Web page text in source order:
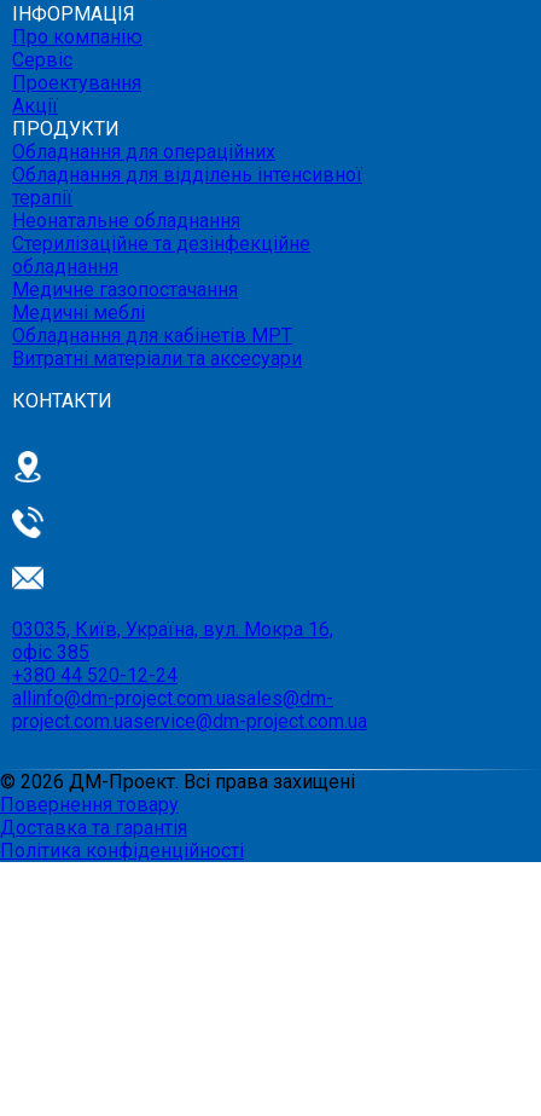
ІНФОРМАЦІЯ
Про компанію
Сервіс
Проектування
Акції
ПРОДУКТИ
Обладнання для операційних
Обладнання для відділень інтенсивної
терапії
Неонатальне обладнання
Стерилізаційне та дезінфекційне
обладнання
Медичне газопостачання
Медичні меблі
Обладнання для кабінетів МРТ
Витратні матеріали та аксесуари
КОНТАКТИ
03035, Київ, Україна, вул. Мокра 16,
офіс 385
+380 44 520-12-24
allinfo@dm-project.com.uasales@dm-
project.com.uaservice@dm-project.com.ua
© 2026 ДМ-Проект. Всі права захищені
Повернення товару
Доставка та гарантія
Політика конфіденційності